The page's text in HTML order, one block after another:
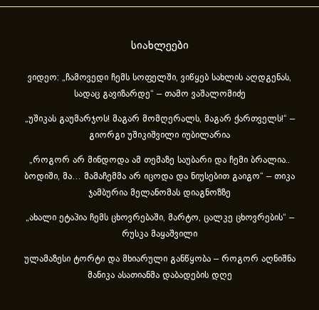
სიახლეები
ვიდეო: „ჩამოვედი ჩემს სოფელში, ვიწყებ სახლის აღდგენას,
სადაც გავიზარდე“ – თამო ვაშალომიძე
„უშიკას გაუმარჯოს! მაგარ მომღერალს, მაგარ ქართველს!“ –
გიორგი უშიკიშვილი იუბილარია
„როგორ არ მინდოდა ამ თემაზე საუბარი და ჩემი ბრალია..
ბოდიში, მა… მამაჩემმა არ იცოდა და ნიუსებით გაიგო“ – თიკა
ჯამბურია მელანომას დიაგნოზზე
„ახა­ლი ეტა­პია ჩემს ცხოვ­რე­ბა­ში, მარ­ტო, ცალ­კე ცხოვ­რე­ბის“ –
რუსკა მაყაშვილი
ულამაზესი ტორტი და მხიარული განწყობა – როგორ აღნიშნა
მანიკა ასათიანმა დაბადების დღე